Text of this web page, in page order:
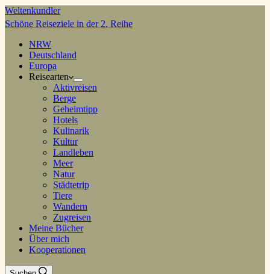
Weltenkundler
Schöne Reiseziele in der 2. Reihe
NRW
Deutschland
Europa
Reisearten
Aktivreisen
Berge
Geheimtipp
Hotels
Kulinarik
Kultur
Landleben
Meer
Natur
Städtetrip
Tiere
Wandern
Zugreisen
Meine Bücher
Über mich
Kooperationen